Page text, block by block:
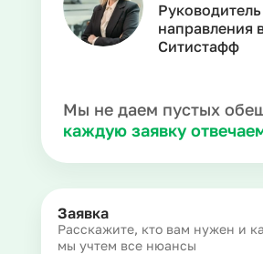
Руководитель
направления
Ситистафф
Мы не даем пустых
каждую заявку
Заявка
Расскажите, кто вам нужен и
мы учтем все нюансы